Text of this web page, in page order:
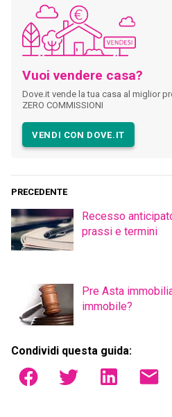
Vuoi vendere casa?
Dove.it vende la tua casa al miglior
ZERO COMMISSIONI
VENDI CON DOVE.IT
PRECEDENTE
Recesso
prassi e termini
Pre Asta
immobile?
Condividi questa guida: